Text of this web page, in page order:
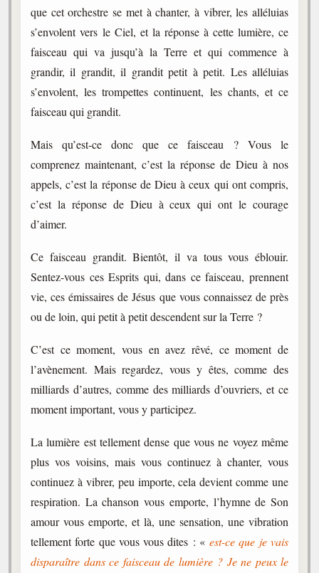
que cet orchestre se met à chanter, à vibrer, les alléluias
s’envolent vers le Ciel, et la réponse à cette lumière, ce
faisceau qui va jusqu’à la Terre et qui commence à
grandir, il grandit, il grandit petit à petit. Les alléluias
s’envolent, les trompettes continuent, les chants, et ce
faisceau qui grandit.
Mais qu’est-ce donc que ce faisceau ? Vous le
comprenez maintenant, c’est la réponse de Dieu à nos
appels, c’est la réponse de Dieu à ceux qui ont compris,
c’est la réponse de Dieu à ceux qui ont le courage
d’aimer.
Ce faisceau grandit. Bientôt, il va tous vous éblouir.
Sentez-vous ces Esprits qui, dans ce faisceau, prennent
vie, ces émissaires de Jésus que vous connaissez de près
ou de loin, qui petit à petit descendent sur la Terre ?
C’est ce moment, vous en avez rêvé, ce moment de
l’avènement. Mais regardez, vous y êtes, comme des
milliards d’autres, comme des milliards d’ouvriers, et ce
moment important, vous y participez.
La lumière est tellement dense que vous ne voyez même
plus vos voisins, mais vous continuez à chanter, vous
continuez à vibrer, peu importe, cela devient comme une
respiration. La chanson vous emporte, l’hymne de Son
amour vous emporte, et là, une sensation, une vibration
tellement forte que vous vous dites : «est-ce que je vais
disparaître dans ce faisceau de lumière ? Je ne peux le